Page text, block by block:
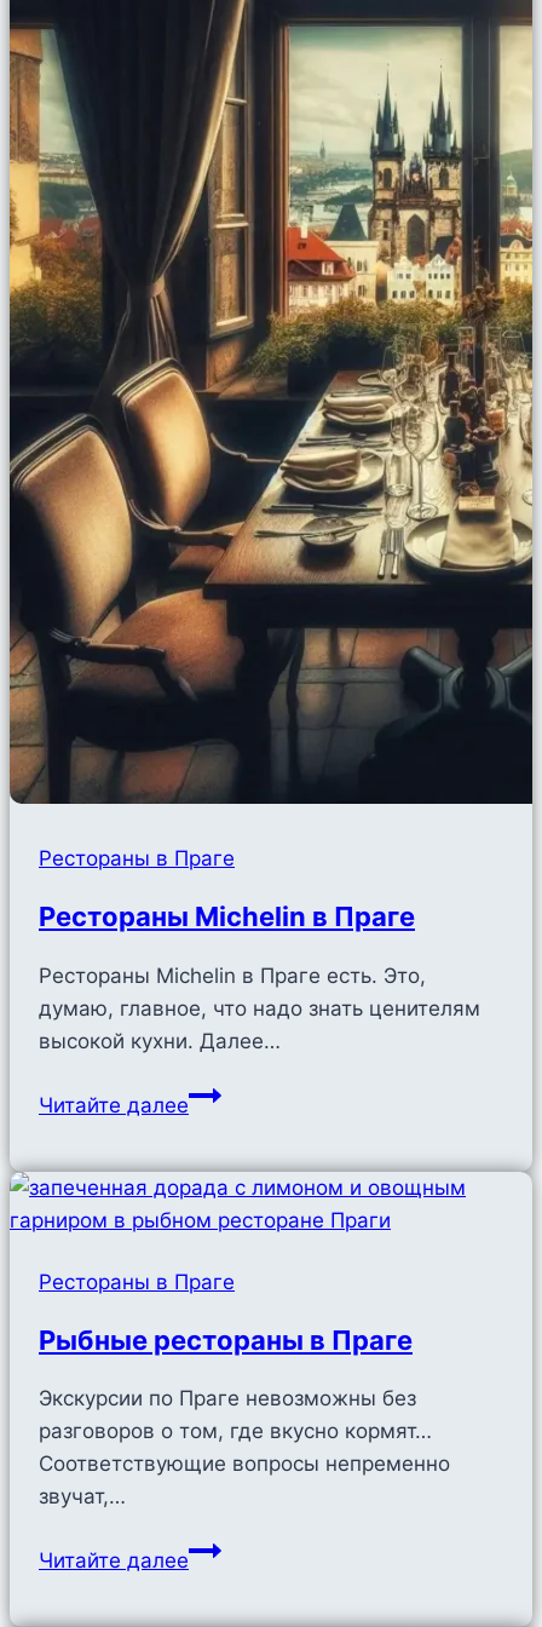
Рестораны в Праге
Рестораны Michelin в Праге
Рестораны Michelin в Праге есть. Это,
думаю, главное, что надо знать ценителям
высокой кухни. Далее…
Читайте далееРестораны
в
Праге
Рестораны в Праге
Рыбные рестораны в Праге
Экскурсии по Праге невозможны без
разговоров о том, где вкусно кормят…
Соответствующие вопросы непременно
звучат,…
Читайте далееРыбные
в